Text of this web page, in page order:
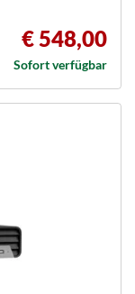
€ 548,00
Sofort verfügbar